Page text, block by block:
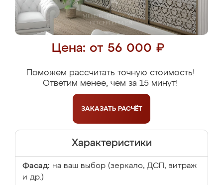
Цена: от 56 000 ₽
Поможем рассчитать точную стоимость!
Ответим менее, чем за 15 минут!
ЗАКАЗАТЬ РАСЧЁТ
Характеристики
Фасад: на ваш выбор (зеркало, ДСП, витраж
и др.)